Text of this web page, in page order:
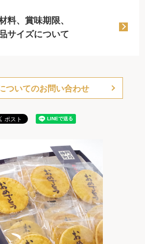
料、賞味期限、
サイズについて
ついてのお問い合わせ